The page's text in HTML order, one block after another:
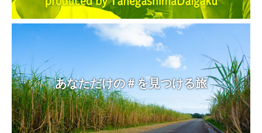
あなただけの＃を見つける旅